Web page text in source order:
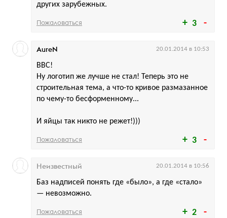
3
других зарубежных.
Пожаловаться
3
ВВС!
Ну логотип же лучше не стал! Теперь это не
строительная тема, а что-то кривое размазанное
по чему-то бесформенному...
И яйцы так никто не режет!)))
AureN 20.01.2014 в 10:53
Пожаловаться
2
Баз надписей понять где «было», а где «стало»
— невозможно.
Неизвестный 20.01.2014 в 10:56
Пожаловаться